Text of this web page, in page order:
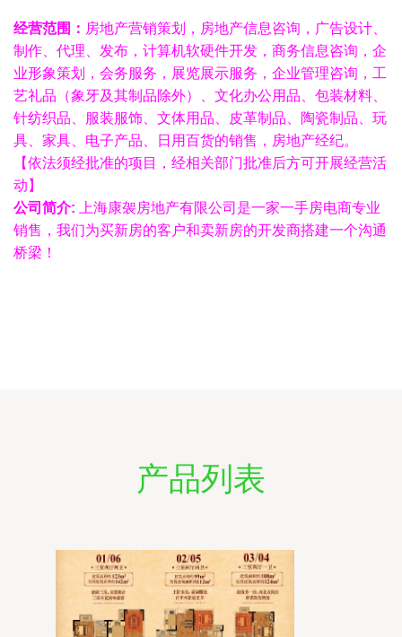
经营范围： 房地产营销策划，房地产信息咨询，广告设计、
制作、代理、发布，计算机软硬件开发，商务信息咨询，企
业形象策划，会务服务，展览展示服务，企业管理咨询，工
艺礼品（象牙及其制品除外）、文化办公用品、包装材料、
针纺织品、服装服饰、文体用品、皮革制品、陶瓷制品、玩
具、家具、电子产品、日用百货的销售，房地产经纪。
【依法须经批准的项目，经相关部门批准后方可开展经营活
动】
公司简介: 上海康袈房地产有限公司是一家一手房电商专业
销售，我们为买新房的客户和卖新房的开发商搭建一个沟通
桥梁！
产品列表